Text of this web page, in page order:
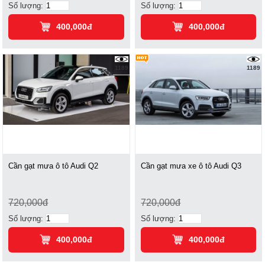
Số lượng:
400,000đ
Số lượng:
400,000đ
1189
Cần gạt mưa ô tô Audi Q2
720,000đ
Số lượng:
400,000đ
1189
Cần gạt mưa xe ô tô Audi Q3
720,000đ
Số lượng:
400,000đ